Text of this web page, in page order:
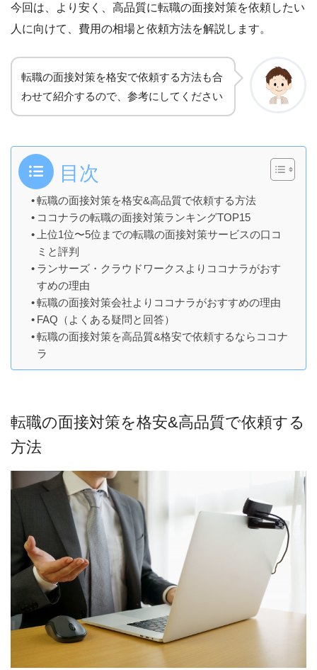
今回は、より安く、高品質に転職の面接対策を依頼したい
人に向けて、費用の相場と依頼方法を解説します。
転職の面接対策を格安で依頼する方法も合
わせて紹介するので、参考にしてください
目次
転職の面接対策を格安&高品質で依頼する方法
ココナラの転職の面接対策ランキングTOP15
上位1位〜5位までの転職の面接対策サービスの口コ
ミと評判
ランサーズ・クラウドワークスよりココナラがおす
すめの理由
転職の面接対策会社よりココナラがおすすめの理由
FAQ（よくある疑問と回答）
転職の面接対策を高品質&格安で依頼するならココナ
ラ
転職の面接対策を格安&高品質で依頼する
方法